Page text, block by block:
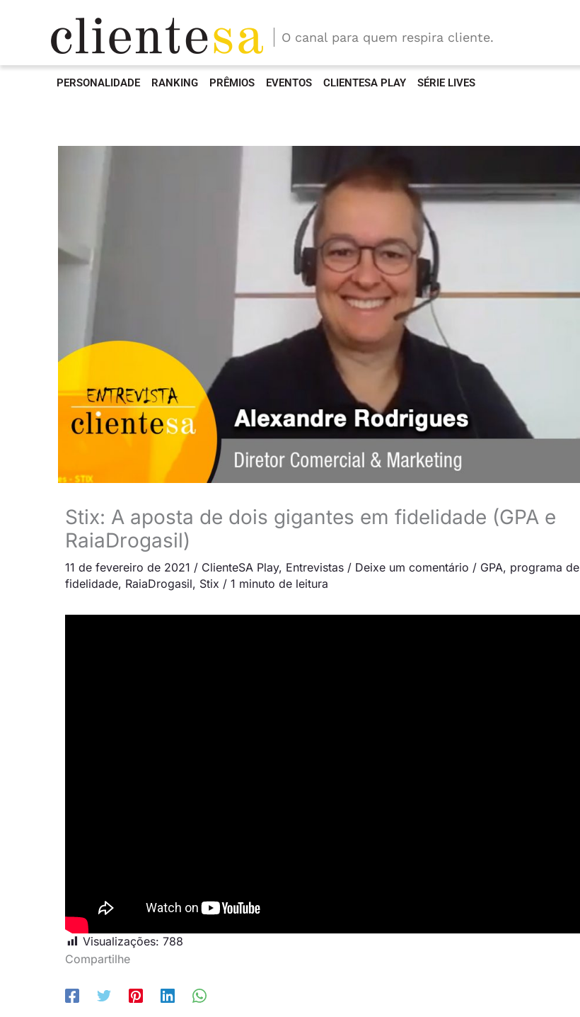
O canal para quem respira cliente.
PERSONALIDADE RANKING PRÊMIOS EVENTOS CLIENTESA PLAY SÉRIE LIVES
Stix: A aposta de dois gigantes em fidelidade (GPA e
RaiaDrogasil)
11 de fevereiro de 2021 / ClienteSA Play, Entrevistas / Deixe um comentário / GPA, programa de
fidelidade, RaiaDrogasil, Stix / 1 minuto de leitura
Visualizações: 788
Compartilhe